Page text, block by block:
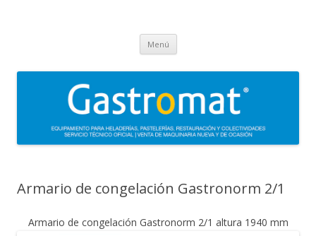
de maquinaria para heladerías, pastelerías, restauración y
Menú Saltar
contenido
Armario de congelación Gastronorm 2/1
Armario de congelación Gastronorm 2/1 altura 1940 mm